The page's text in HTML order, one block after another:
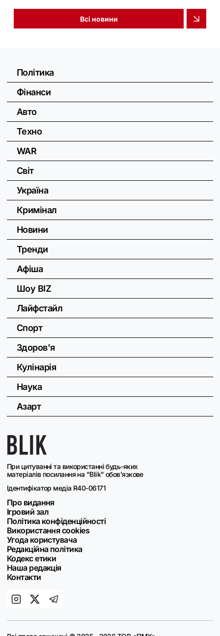
Всі новини
При цитуванні та використанні будь-яких
матеріалів посилання на "Blik" обов'язкове
Ідентифікатор медіа R40-06171
Про видання
Ігровий зал
Політика конфіденційності
Використання cookies
Угода користувача
Редакційна політика
Кодекс етики
Наша редакція
Контакти
Політика
Фінанси
Авто
Техно
WAR
Світ
Україна
Кримінал
Новини
Тренди
Афіша
Шоу BIZ
Лайфстайл
Спорт
Здоров'я
Кулінарія
Наука
Азарт